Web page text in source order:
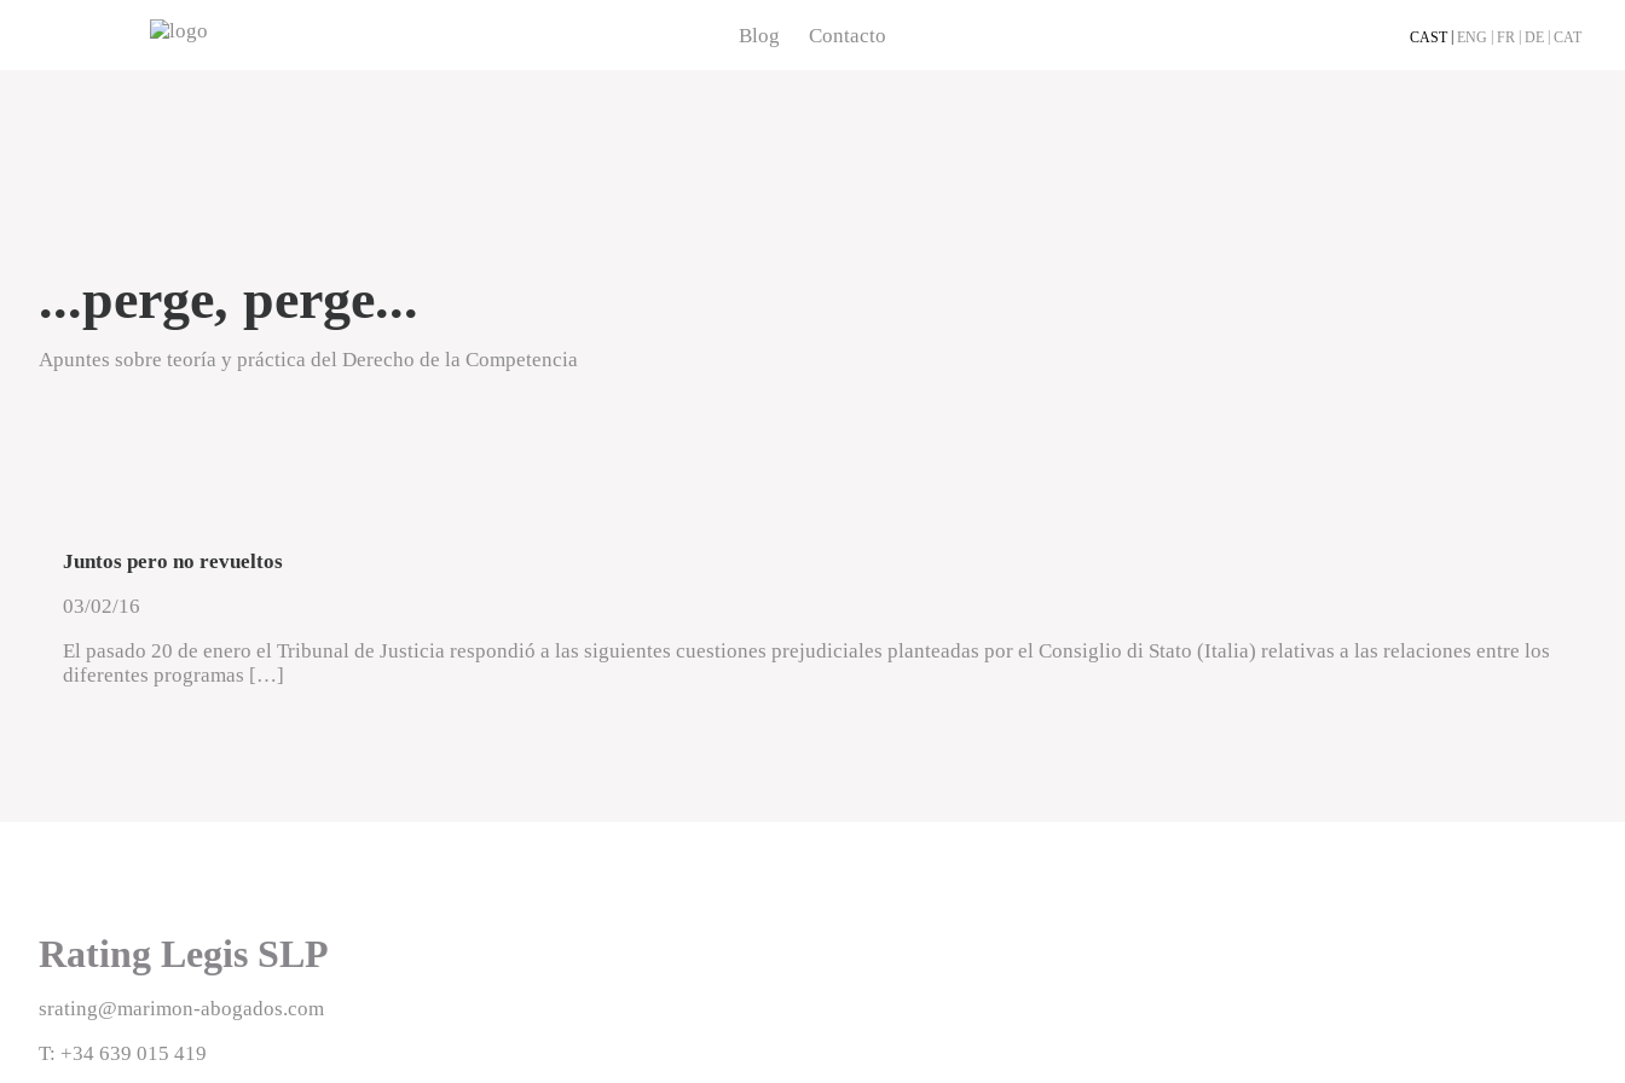
Blog Contacto CAST ENG FR DE CAT
...perge, perge...
Apuntes sobre teoría y práctica del Derecho de la Competencia
Juntos pero no revueltos
03/02/16
El pasado 20 de enero el Tribunal de Justicia respondió a las siguientes cuestiones prejudiciales planteadas por el Consiglio di Stato (Italia) relativas a las relaciones entre los
diferentes programas […]
Rating Legis SLP
srating@marimon-abogados.com
T: +34 639 015 419